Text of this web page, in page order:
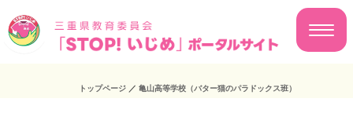
トップページ ／ 亀山高等学校（バター猫のパラドックス班）